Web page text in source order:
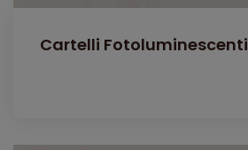
Cartelli Fotoluminescenti